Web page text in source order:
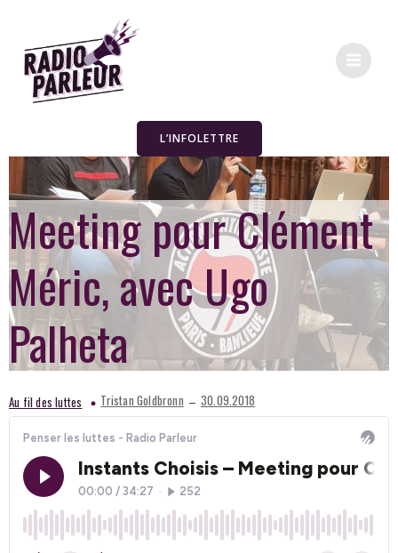
L’INFOLETTRE
Meeting pour Clément
Méric, avec Ugo
Palheta
Au fil des luttes Tristan Goldbronn – 30.09.2018